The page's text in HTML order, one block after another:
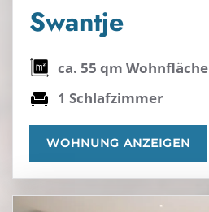
Swantje
ca. 55 qm Wohnfläche
1 Schlafzimmer
WOHNUNG ANZEIGEN